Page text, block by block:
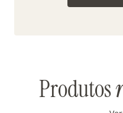
Produtos